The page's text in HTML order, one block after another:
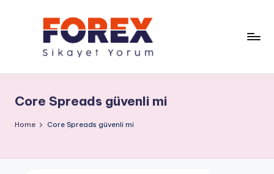
Core Spreads güvenli mi
Home Core Spreads güvenli mi